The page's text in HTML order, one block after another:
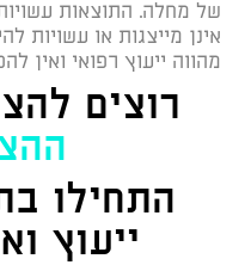
של מחלה. התוצאות
אינן מייצגות או עשויות
מהווה ייעוץ רפואי ואין
רוצים
התחילו
ייעוץ